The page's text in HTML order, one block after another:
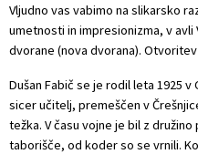
Vljudno vas vabimo na slikarsko
umetnosti in impresionizma, v
dvorane (nova dvorana).
Dušan Fabič se je rodil leta 1925
sicer učitelj, premeščen v
težka. V času vojne je bil z
taborišče, od koder so se vrnili.